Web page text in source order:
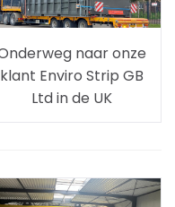
naar onze
klant Enviro Strip GB
Ltd in de UK